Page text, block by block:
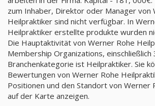
zum Inhaber, Direktor oder Manager von
Heilpraktiker sind nicht verfügbar. In
Heilpraktiker erstellte produkte wurden
Die Hauptaktivität von Werner Rohe
Membership Organizations, einschließlich
Branchenkategorie ist Heilpraktiker. Sie
Bewertungen von Werner Rohe
Positionen und den Standort von Werner
auf der Karte anzeigen.